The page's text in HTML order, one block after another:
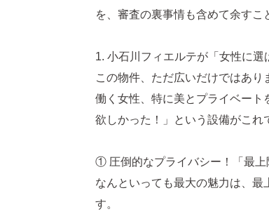
を、審査の裏事情も含めて余すこ
1. 小石川フィエルテが「女性に選
この物件、ただ広いだけではあり
働く女性、特に美とプライベー
欲しかった！」という設備がこれ
① 圧倒的なプライバシー！「最上
なんといっても最大の魅力は、
す。